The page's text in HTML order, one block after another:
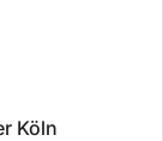
Köln